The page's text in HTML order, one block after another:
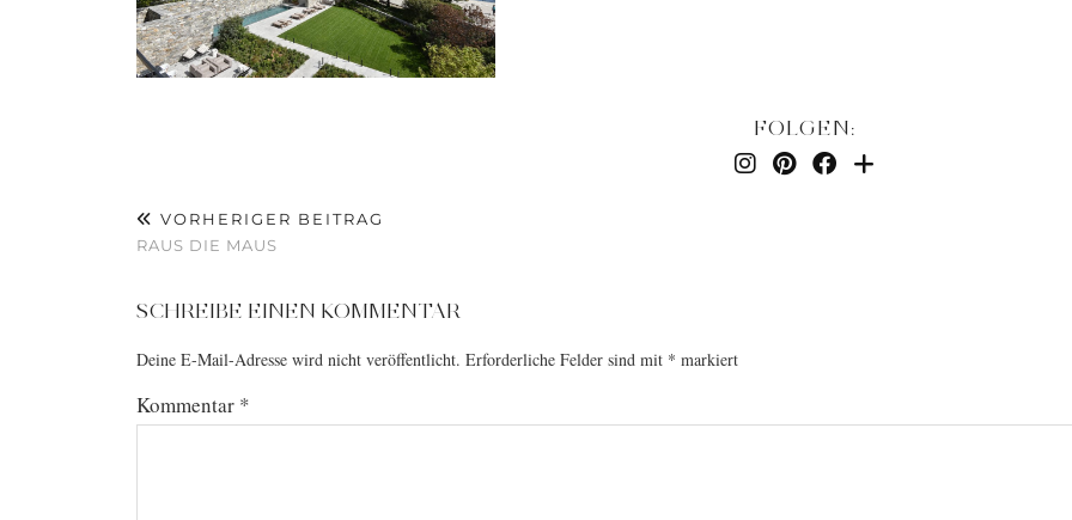
FOLGEN:
VORHERIGER BEITRAG
RAUS DIE MAUS
SCHREIBE EINEN KOMMENTAR
Deine E-Mail-Adresse wird nicht veröffentlicht. Erforderliche Felder sind mit * markiert
Kommentar *